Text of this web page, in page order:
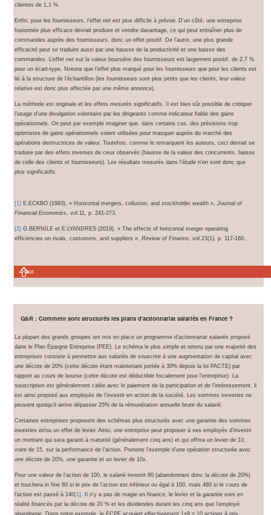
clientes de 1,1 %.
Enfin, pour les fournisseurs, l’effet net est plus difficile à prévoir. D’un côté, une entreprise
fusionnée plus efficace devrait produire et vendre davantage, ce qui peut entraîner plus de
commandes auprès des fournisseurs, donc un effet positif. De l’autre, une plus grande
efficacité peut se traduire aussi par une hausse de la productivité et une baisse des
commandes. L’effet net sur la valeur boursière des fournisseurs est largement positif, de 2,7 %
pour un écart-type. Notons que l’effet plus marqué pour les fournisseurs que pour les clients est
lié à la structure de l’échantillon (les fournisseurs sont plus petits que les clients, leur valeur
relative est donc plus affectée par une même annonce).
La méthode est originale et les effets mesurés significatifs. Il est bien sûr possible de critiquer
l’usage d’une divulgation volontaire par les dirigeants comme indicateur fiable des gains
opérationnels. On peut par exemple imaginer que, dans certains cas, des prévisions trop
optimistes de gains opérationnels soient utilisées pour masquer auprès du marché des
opérations destructrices de valeur. Toutefois, comme le remarquent les auteurs, ceci devrait se
traduire par des effets inverses de ceux observés (hausse de la valeur des concurrents, baisse
de celle des clients et fournisseurs). Les résultats mesurés dans l’étude n’en sont donc que
plus significatifs.
[1] E.ECKBO (1983), « Horizontal mergers, collusion, and stockholder wealth », Journal of
Financial Economics, vol.11, p. 241-273.
[2] G.BERNILE et E.LYANDRES (2019), « The effects of horizontal merger operating
efficiencies on rivals, customers, and suppliers », Review of Finance, vol.23(1), p. 117-160.
Haut
Q&R : Comment sont structurés les plans d'actionnariat salariés en France ?
La plupart des grands groupes ont mis en place un programme d’actionnariat salariés proposé
dans le Plan Épargne Entreprise (PEE). Le schéma le plus simple et retenu par une majorité des
entreprises consiste à permettre aux salariés de souscrire à une augmentation de capital avec
une décote de 20% (cette décote étant maintenant portée à 30% depuis la loi PACTE) par
rapport au cours de bourse (cette décote est déductible fiscalement pour l’entreprise). La
souscription est généralement calée avec le paiement de la participation et de l’intéressement, il
est ainsi proposé aux employés de l’investir en action de la société. Les sommes investies ne
peuvent quoiqu’il arrive dépasser 25% de la rémunération annuelle brute du salarié.
Certaines entreprises proposent des schémas plus structurés avec une garantie des sommes
investies et/ou un effet de levier. Ainsi, une entreprise peut proposer à ses employés d’investir
un montant qui sera garanti à maturité (généralement cinq ans) et qui offrira un levier de 10,
voire de 15, sur la performance de l’action. Prenons l’exemple d’une opération structurée avec
une décote de 20%, une garantie et un levier de 10x.
Pour une valeur de l’action de 100, le salarié investit 80 (abandonnant donc la décote de 20%)
et touchera in fine 80 si le prix de l’action est inférieur ou égal à 100, mais 480 si le cours de
l’action est passé à 140[1] . Il n’y a pas de magie en finance, le levier et la garantie sont en
réalité financés par la décote de 20 % et les dividendes durant les cinq ans que l’employé